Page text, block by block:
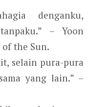
denganku,
– Yoon
of the Sun.
selain pura-pura
yang lain.” –